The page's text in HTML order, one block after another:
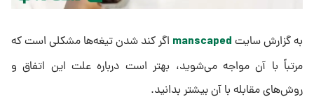
به گزارش سایت manscaped اگر کند شدن تیغه‌ها مشکلی است که
مرتباً با آن مواجه می‌شوید، بهتر است درباره علت این اتفاق و
روش‌های مقابله با آن بیشتر بدانید.